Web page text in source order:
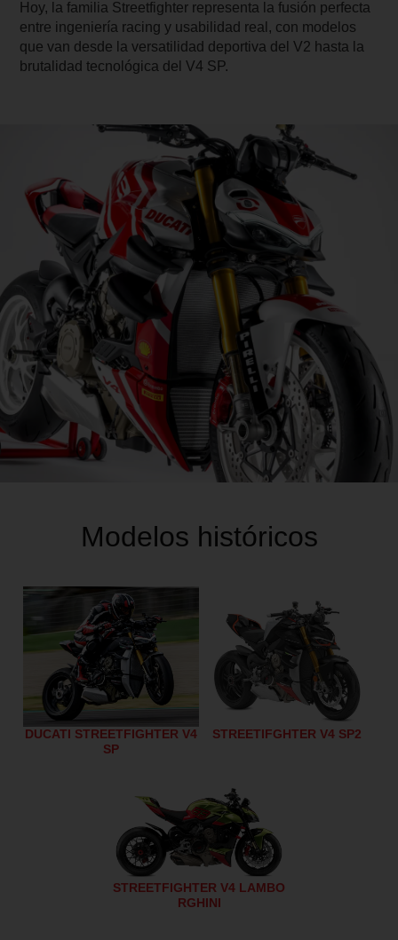
Hoy, la familia Streetfighter representa la fusión perfecta
entre ingeniería racing y usabilidad real, con modelos
que van desde la versatilidad deportiva del V2 hasta la
brutalidad tecnológica del V4 SP.
Modelos históricos
DUCATI STREETFIGHTER V4
SP
STREETIFGHTER V4 SP2
STREETFIGHTER V4 LAMBO
RGHINI